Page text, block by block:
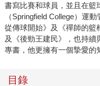
書寫比賽和球員，並且在
（Springfield College）運
從傳球開始》及《禪師的籃
及《後勁王建民》，也持
專書，他更擁有一個摯愛的
目錄